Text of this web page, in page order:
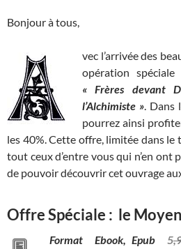
Bonjour à tous,
vec l’arrivée des
opération
« Frères devant
l’Alchimiste ». Dans
pourrez ainsi
les 40%. Cette offre, limitée dans
tout ceux d’entre vous qui n’en ont
de pouvoir découvrir cet ouvrage
Offre Spéciale : le
Format Ebook, Epub5